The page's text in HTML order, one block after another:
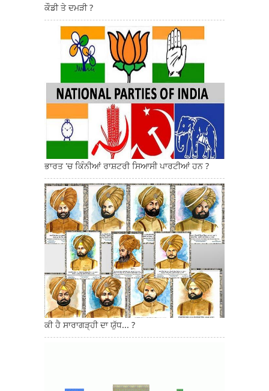
ਕੌਡੀ ਤੇ ਦਮੜੀ ?
ਭਾਰਤ 'ਚ ਕਿੰਨੀਆਂ ਰਾਸ਼ਟਰੀ ਸਿਆਸੀ ਪਾਰਟੀਆਂ ਹਨ ?
ਕੀ ਹੈ ਸਾਰਾਗੜ੍ਹੀ ਦਾ ਯੁੱਧ... ?